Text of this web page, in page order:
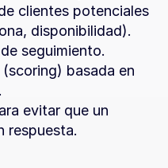
disponibilidad).
seguimiento.
respuesta.